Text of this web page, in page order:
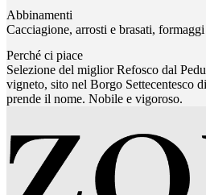
Abbinamenti
Cacciagione, arrosti e brasati,
Perché ci piace
Selezione del miglior Refosco dal
vigneto, sito nel Borgo Settecentesco
prende il nome. Nobile e vigoroso.